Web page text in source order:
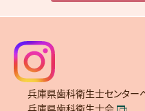
兵庫県歯科衛生士センター
兵庫県歯科衛生士会